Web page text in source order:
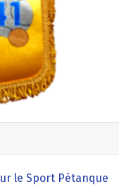
le Sport Pétanque